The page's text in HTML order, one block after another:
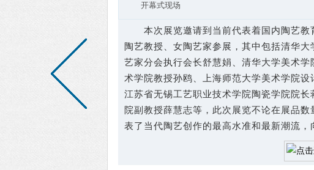
开幕式现场
本次展览邀请到当前代表着国内陶艺教
陶艺教授、女陶艺家参展，其中包括清华
艺家分会执行会长舒慧娟、清华大学美术
术学院教授孙鸥、上海师范大学美术学院设
江苏省无锡工艺职业技术学院陶瓷学院院
院副教授薛慧志等，此次展览不论在展品
表了当代陶艺创作的最高水准和最新潮流，